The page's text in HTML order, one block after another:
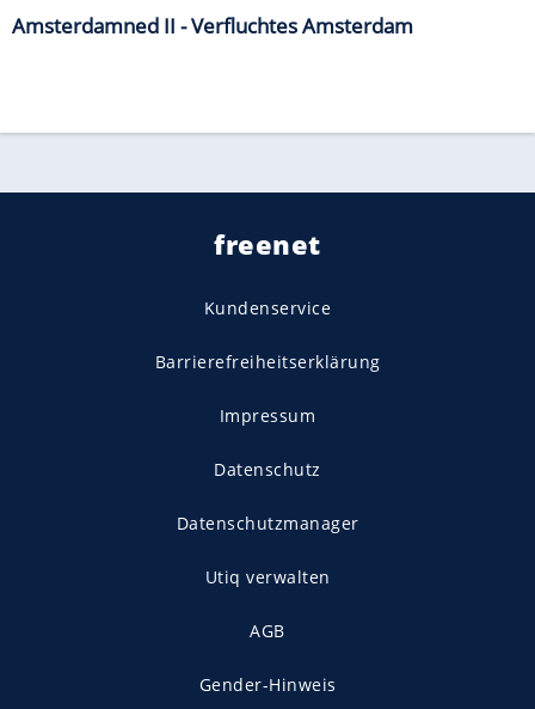
Amsterdamned II - Verfluchtes Amsterdam
freenet
Kundenservice
Barrierefreiheitserklärung
Impressum
Datenschutz
Datenschutzmanager
Utiq verwalten
AGB
Gender-Hinweis